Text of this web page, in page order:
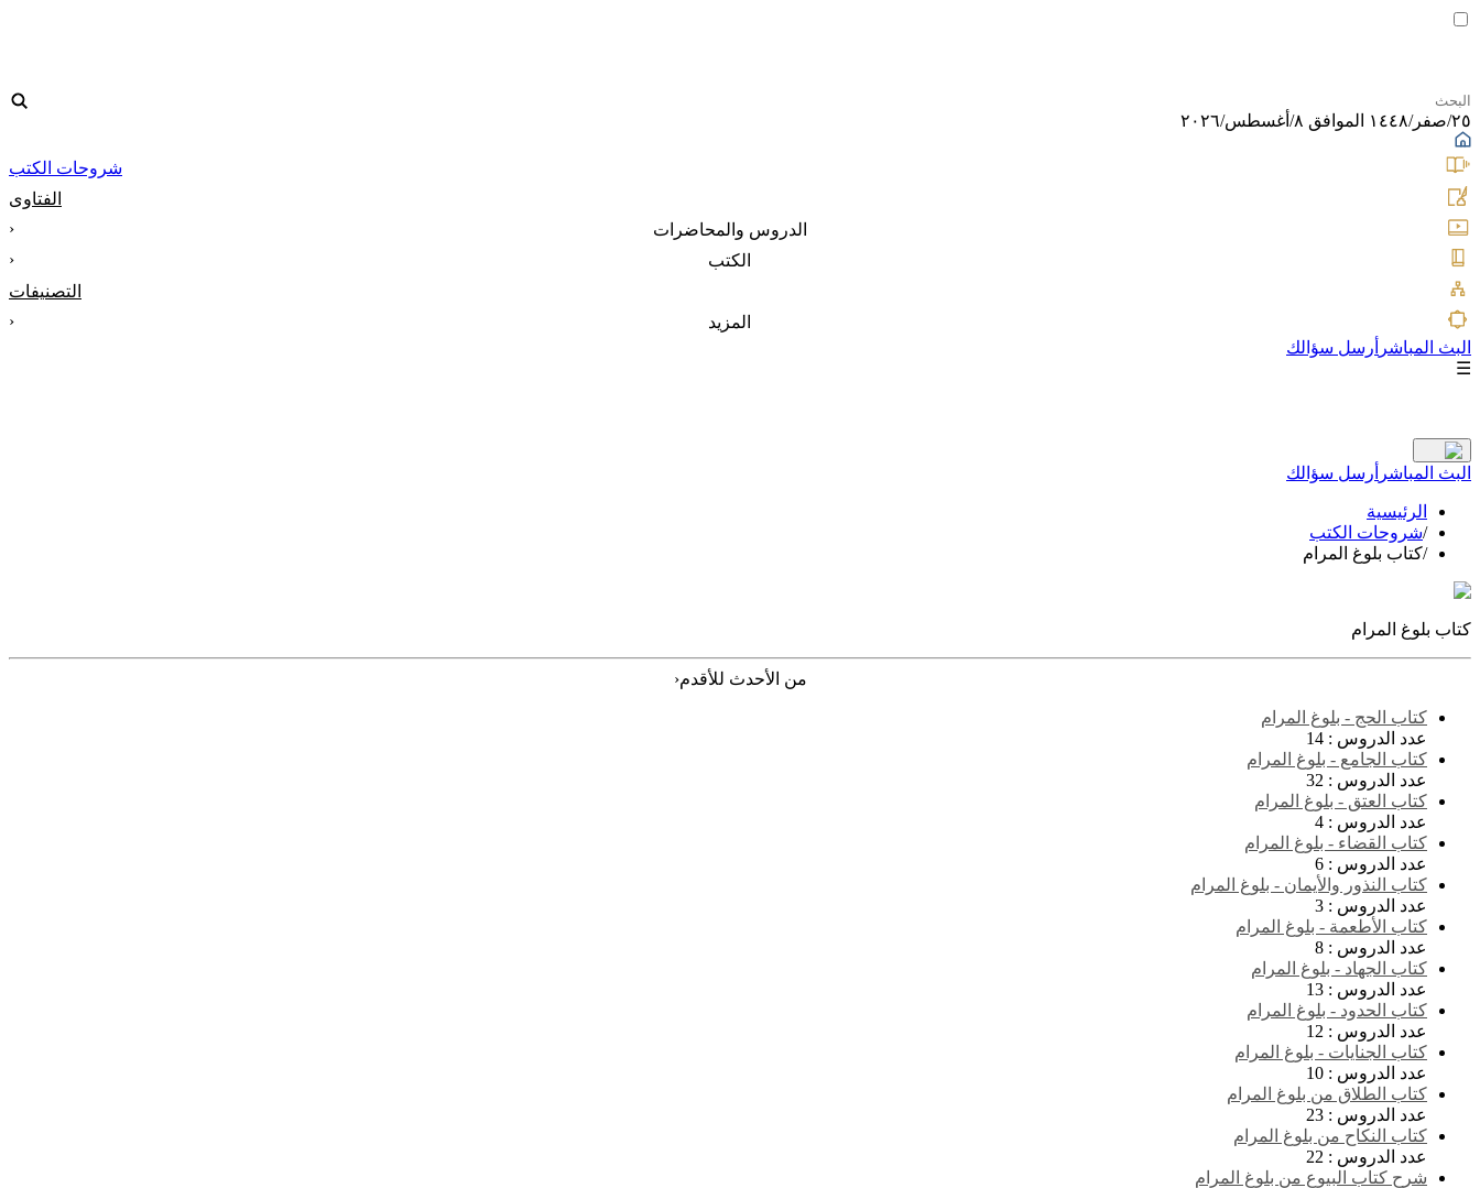
٢٥/صفر/١٤٤٨ الموافق ٨/أغسطس/٢٠٢٦
شروحات الكتب
الفتاوى
الدروس والمحاضرات
‹
الكتب
‹
التصنيفات
المزيد
‹
البث المباشر أرسل سؤالك
☰
البث المباشر أرسل سؤالك
الرئيسية
/شروحات الكتب
/كتاب بلوغ المرام
كتاب بلوغ المرام
من الأحدث للأقدم‹
كتاب الحج - بلوغ المرام
عدد الدروس : 14
كتاب الجامع - بلوغ المرام
عدد الدروس : 32
كتاب العتق - بلوغ المرام
عدد الدروس : 4
كتاب القضاء - بلوغ المرام
عدد الدروس : 6
كتاب النذور والأيمان - بلوغ المرام
عدد الدروس : 3
كتاب الأطعمة - بلوغ المرام
عدد الدروس : 8
كتاب الجهاد - بلوغ المرام
عدد الدروس : 13
كتاب الحدود - بلوغ المرام
عدد الدروس : 12
كتاب الجنايات - بلوغ المرام
عدد الدروس : 10
كتاب الطلاق من بلوغ المرام
عدد الدروس : 23
كتاب النكاح من بلوغ المرام
عدد الدروس : 22
شرح كتاب البيوع من بلوغ المرام